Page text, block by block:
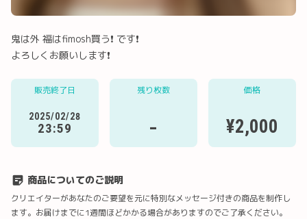
鬼は外 福はfimosh買う❗️ です❗️
よろしくお願いします❗️
販売終了日
2025/02/28
23:59
残り枚数
-
価格
¥2,000
商品についてのご説明
クリエイターがあなたのご要望を元に特別なメッセージ付きの商品を制作し
ます。お届けまでに1週間ほどかかる場合がありますのでご了承ください。
Twitter LINE Facebook
URLコピー